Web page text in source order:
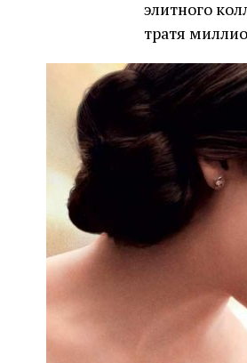
элитного
тратя